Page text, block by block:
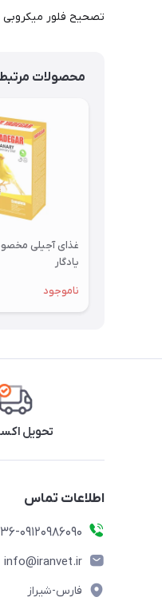
تصحیح فلور
محصولات مرتبط
غذای آجیلی
یادگار
ناموجود
تحویل
اطلاعات تماس
09120986090
info@iranvet.ir
فارس-شیراز